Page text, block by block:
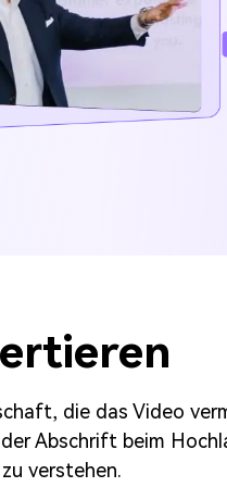
die das Video
Abschrift beim
verstehen.